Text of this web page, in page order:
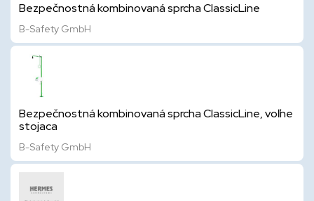
Bezpečnostná kombinovaná sprcha ClassicLine
B-Safety GmbH
Bezpečnostná kombinovaná sprcha ClassicLine, voľne
stojaca
B-Safety GmbH